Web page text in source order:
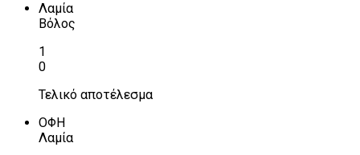
Λαμία
Βόλος
1
0
Τελικό αποτέλεσμα
ΟΦΗ
Λαμία